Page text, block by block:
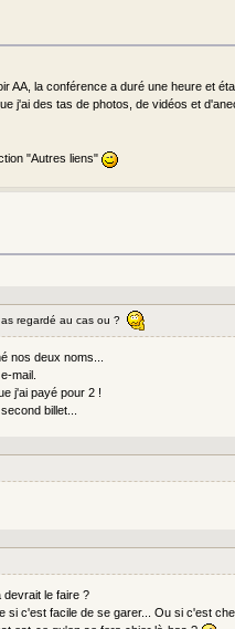
AA, la conférence a duré une heure et
j'ai des tas de photos, de vidéos et
"Autres liens"
regardé au cas ou ?
nos deux noms...
mail.
j'ai payé pour 2 !
billet...
le faire ?
c'est facile de se garer... Ou si c'est